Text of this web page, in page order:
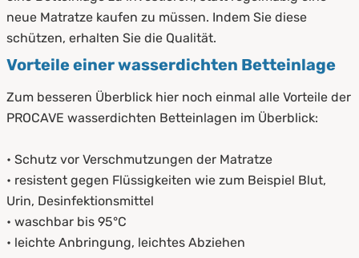
neue Matratze kaufen zu müssen. Indem Sie diese
schützen, erhalten Sie die Qualität.
Vorteile einer wasserdichten Betteinlage
Zum besseren Überblick hier noch einmal alle Vorteile der
PROCAVE wasserdichten Betteinlagen im Überblick:
• Schutz vor Verschmutzungen der Matratze
• resistent gegen Flüssigkeiten wie zum Beispiel Blut,
Urin, Desinfektionsmittel
• waschbar bis 95°C
• leichte Anbringung, leichtes Abziehen